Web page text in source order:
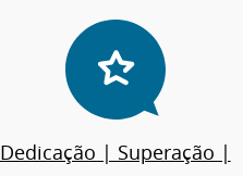
Dedicação | Superação |